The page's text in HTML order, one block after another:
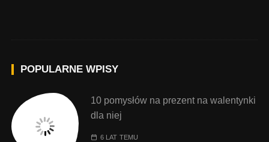
POPULARNE WPISY
10 pomysłów na prezent na walentynki
dla niej
6 LAT TEMU